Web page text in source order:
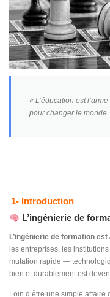
« L’éducation est
pour changer le monde.
1- Introduction
L’ingénierie de
L’ingénierie de formation
les entreprises, les
mutation rapide —
bien et durablement est
Loin d’être une simple